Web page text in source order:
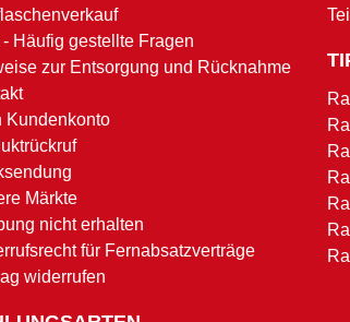
- Häufig gestellte Fragen
zur Entsorgung und Rücknahme
Kundenkonto
Märkte
nicht erhalten
für Fernabsatzverträge
widerrufen